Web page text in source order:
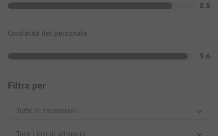
8.8
Cordialità del personale
9.6
Filtra per